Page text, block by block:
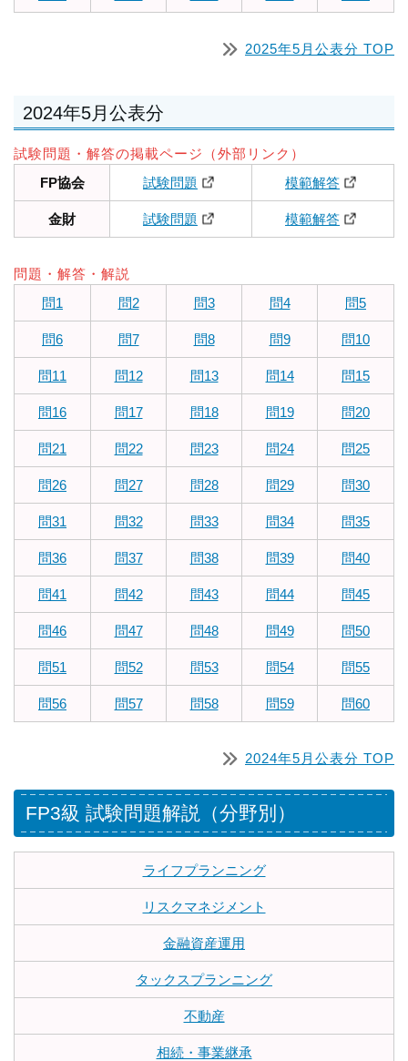
2025年5月公表分 TOP
2024年5月公表分
試験問題・解答の掲載ページ（外部リンク）
FP協会
試験問題 模範解答
金財 試験問題 模範解答
問題・解答・解説
問1
問2 問3 問4 問5
問6 問7 問8 問9 問10
問11 問12 問13 問14 問15
問16 問17 問18 問19 問20
問21 問22 問23 問24 問25
問26 問27 問28 問29 問30
問31 問32 問33 問34 問35
問36 問37 問38 問39 問40
問41 問42 問43 問44 問45
問46 問47 問48 問49 問50
問51 問52 問53 問54 問55
問56 問57 問58 問59 問60
2024年5月公表分 TOP
FP3級 試験問題解説（分野別）
ライフプランニング
リスクマネジメント
金融資産運用
タックスプランニング
不動産
相続・事業継承